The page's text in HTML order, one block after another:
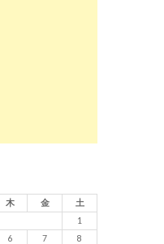
木 金
土
1
6 7
8